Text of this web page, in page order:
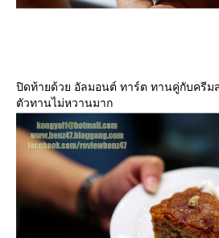
ปิดท้ายด้วย อัลมอนต์ ทาร์ต ทานคู่กับครีม
ตัวทานไม่หวานมาก